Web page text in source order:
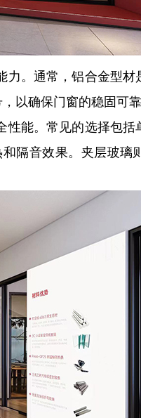
。通常，铝合金型
以确保门窗的稳固可靠
能。常见的选择包括
隔音效果。夹层玻璃